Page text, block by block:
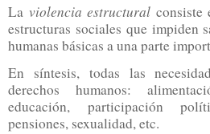
La violencia estructural consiste
estructuras sociales que impiden
humanas básicas a una parte
En síntesis, todas las
derechos humanos:
educación, participación
pensiones, sexualidad, etc.